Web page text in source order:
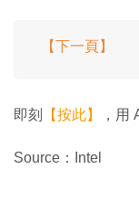
【下一頁】
即刻 【按此】 ，用
Source：Intel